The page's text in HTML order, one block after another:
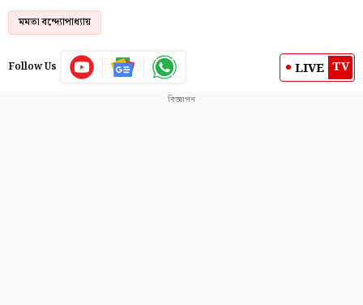
মমতা বন্দ্যোপাধ্যায়
Follow Us LIVE TV